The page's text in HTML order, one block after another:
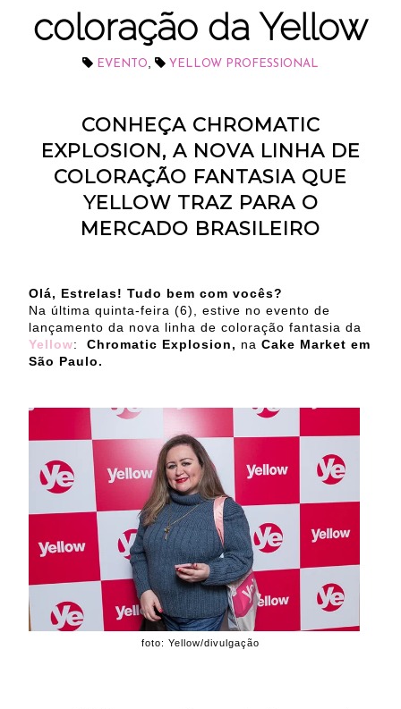
coloração da Yellow
EVENTO, YELLOW PROFESSIONAL
CONHEÇA CHROMATIC
EXPLOSION, A NOVA LINHA DE
COLORAÇÃO FANTASIA QUE
YELLOW TRAZ PARA O
MERCADO BRASILEIRO
Olá, Estrelas! Tudo bem com vocês?
Na última quinta-feira (6), estive no evento de
lançamento da nova linha de coloração fantasia da
Yellow: Chromatic Explosion, na Cake Market em
São Paulo.
foto: Yellow/divulgação